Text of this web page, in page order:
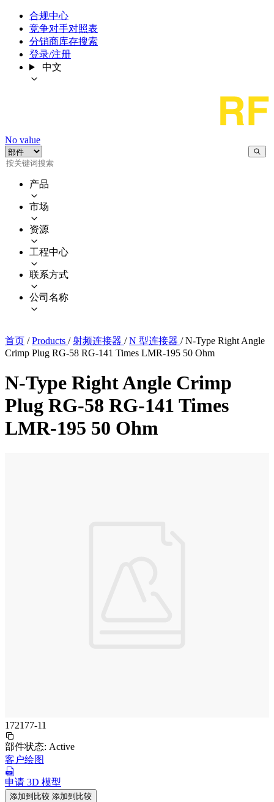
合规中心
竞争对手对照表
分销商库存搜索
登录/注册
中文
No value
产品
市场
资源
工程中心
联系方式
公司名称
首页 / Products / 射频连接器 / N 型连接器 / N-Type Right Angle
Crimp Plug RG-58 RG-141 Times LMR-195 50 Ohm
N-Type Right Angle Crimp
Plug RG-58 RG-141 Times
LMR-195 50 Ohm
172177-11
部件状态: Active
客户绘图
申请 3D 模型
添加到比较 添加到比较